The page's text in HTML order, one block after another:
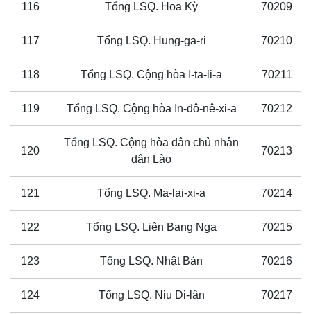
116 Tổng LSQ. Hoa Kỳ 70209
117 Tổng LSQ. Hung-ga-ri 70210
118 Tổng LSQ. Cộng hòa I-ta-li-a 70211
119 Tổng LSQ. Cộng hòa In-đô-nê-xi-a 70212
120
Tổng LSQ. Cộng hòa dân chủ nhân
dân Lào
70213
121 Tổng LSQ. Ma-lai-xi-a 70214
122 Tổng LSQ. Liên Bang Nga 70215
123 Tổng LSQ. Nhật Bản 70216
124 Tổng LSQ. Niu Di-lân 70217